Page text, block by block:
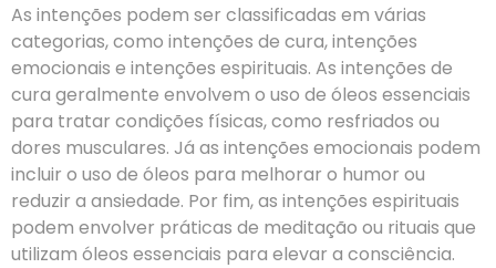
As intenções podem ser classificadas em várias
categorias, como intenções de cura, intenções
emocionais e intenções espirituais. As intenções de
cura geralmente envolvem o uso de óleos essenciais
para tratar condições físicas, como resfriados ou
dores musculares. Já as intenções emocionais podem
incluir o uso de óleos para melhorar o humor ou
reduzir a ansiedade. Por fim, as intenções espirituais
podem envolver práticas de meditação ou rituais que
utilizam óleos essenciais para elevar a consciência.